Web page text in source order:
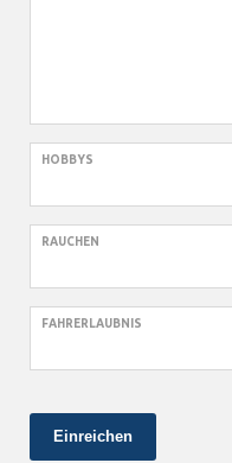
HOBBYS
RAUCHEN
FAHRERLAUBNIS
Einreichen